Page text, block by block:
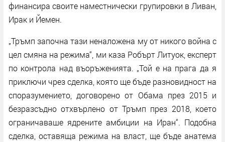
финансира своите наместнически групировки в Ливан,
Ирак и Йемен.
„Тръмп започна тази неналожена му от никого война с
цел смяна на режима“, ми каза Робърт Литуок, експерт
по контрола над въоръженията. „Той е на прага да я
приключи чрез сделка, която ще бъде разновидност на
споразумението, договорено от Обама през 2015 и
безразсъдно отхвърлено от Тръмп през 2018, което
ограничаваше ядрените амбиции на Иран“. Подобна
сделка, оставяща режима на власт, ще бъде анатема